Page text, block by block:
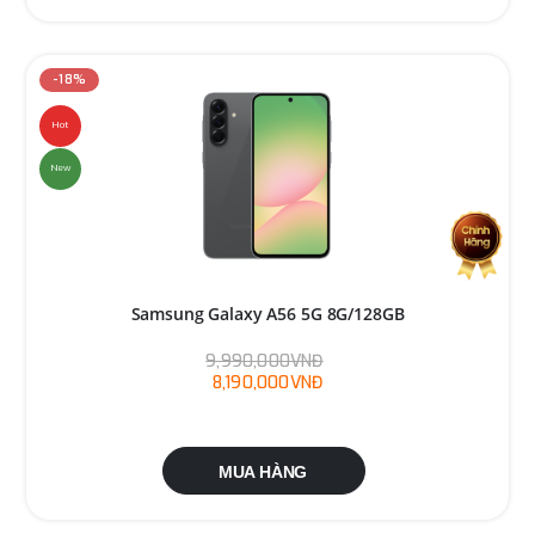
-18%
Hot
New
Samsung Galaxy A56 5G 8G/128GB
9,990,000VNĐ
8,190,000VNĐ
MUA HÀNG